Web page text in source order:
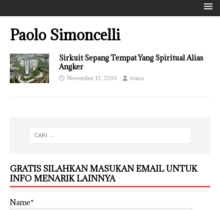
Paolo Simoncelli
Sirkuit Sepang Tempat Yang Spiritual Alias
Angker
November 13, 2019 ivana
GRATIS SILAHKAN MASUKAN EMAIL UNTUK
INFO MENARIK LAINNYA
Name*